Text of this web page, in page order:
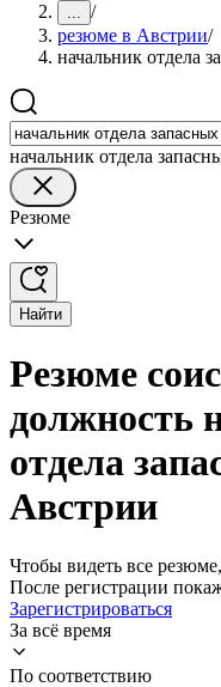
... /
резюме в Австрии/
начальник отдела
начальник отдела
Резюме
Найти
Резюме
должность
отдела
Австрии
Чтобы видеть все
После регистрации
Зарегистрироваться
За всё время
По соответствию